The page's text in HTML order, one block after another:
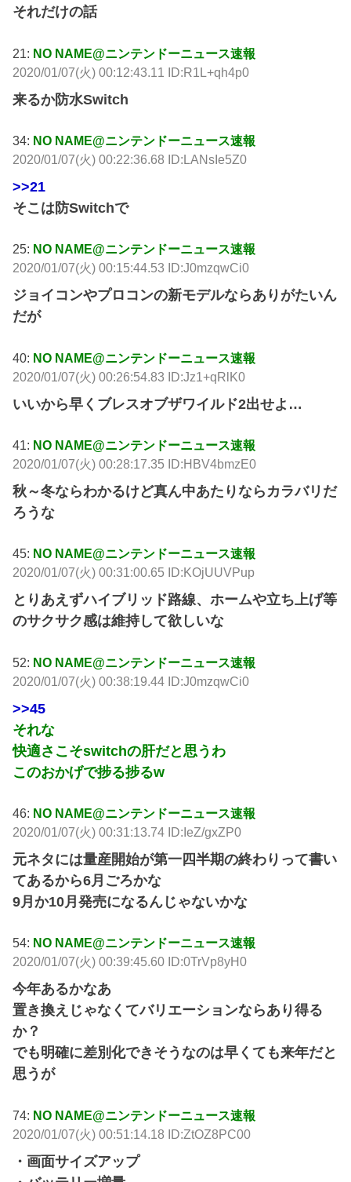
それだけの話
21: NO NAME@ニンテンドーニュース速報
2020/01/07(火) 00:12:43.11 ID:R1L+qh4p0
来るか防水Switch
34: NO NAME@ニンテンドーニュース速報
2020/01/07(火) 00:22:36.68 ID:LANsIe5Z0
>>21
そこは防Switchで
25: NO NAME@ニンテンドーニュース速報
2020/01/07(火) 00:15:44.53 ID:J0mzqwCi0
ジョイコンやプロコンの新モデルならありがたいん
だが
40: NO NAME@ニンテンドーニュース速報
2020/01/07(火) 00:26:54.83 ID:Jz1+qRlK0
いいから早くブレスオブザワイルド2出せよ…
41: NO NAME@ニンテンドーニュース速報
2020/01/07(火) 00:28:17.35 ID:HBV4bmzE0
秋～冬ならわかるけど真ん中あたりならカラバリだ
ろうな
45: NO NAME@ニンテンドーニュース速報
2020/01/07(火) 00:31:00.65 ID:KOjUUVPup
とりあえずハイブリッド路線、ホームや立ち上げ等
のサクサク感は維持して欲しいな
52: NO NAME@ニンテンドーニュース速報
2020/01/07(火) 00:38:19.44 ID:J0mzqwCi0
>>45
それな
快適さこそswitchの肝だと思うわ
このおかげで捗る捗るw
46: NO NAME@ニンテンドーニュース速報
2020/01/07(火) 00:31:13.74 ID:IeZ/gxZP0
元ネタには量産開始が第一四半期の終わりって書い
てあるから6月ごろかな
9月か10月発売になるんじゃないかな
54: NO NAME@ニンテンドーニュース速報
2020/01/07(火) 00:39:45.60 ID:0TrVp8yH0
今年あるかなあ
置き換えじゃなくてバリエーションならあり得る
か？
でも明確に差別化できそうなのは早くても来年だと
思うが
74: NO NAME@ニンテンドーニュース速報
2020/01/07(火) 00:51:14.18 ID:ZtOZ8PC00
・画面サイズアップ